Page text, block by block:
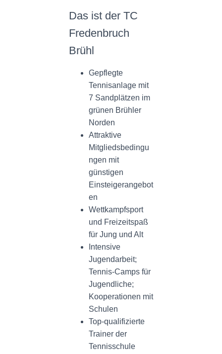
Das ist der TC
Fredenbruch
Brühl
Gepflegte
Tennisanlage mit
7 Sandplätzen im
grünen Brühler
Norden
Attraktive
Mitgliedsbedingu
ngen mit
günstigen
Einsteigerangebot
en
Wettkampfsport
und Freizeitspaß
für Jung und Alt
Intensive
Jugendarbeit;
Tennis-Camps für
Jugendliche;
Kooperationen mit
Schulen
Top-qualifizierte
Trainer der
Tennisschule